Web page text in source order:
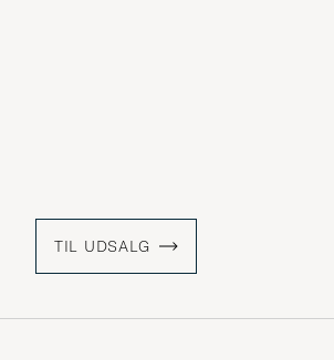
TIL UDSALG